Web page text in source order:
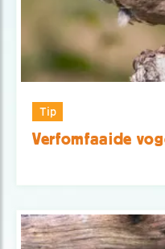
Tip
Verfomfaaide